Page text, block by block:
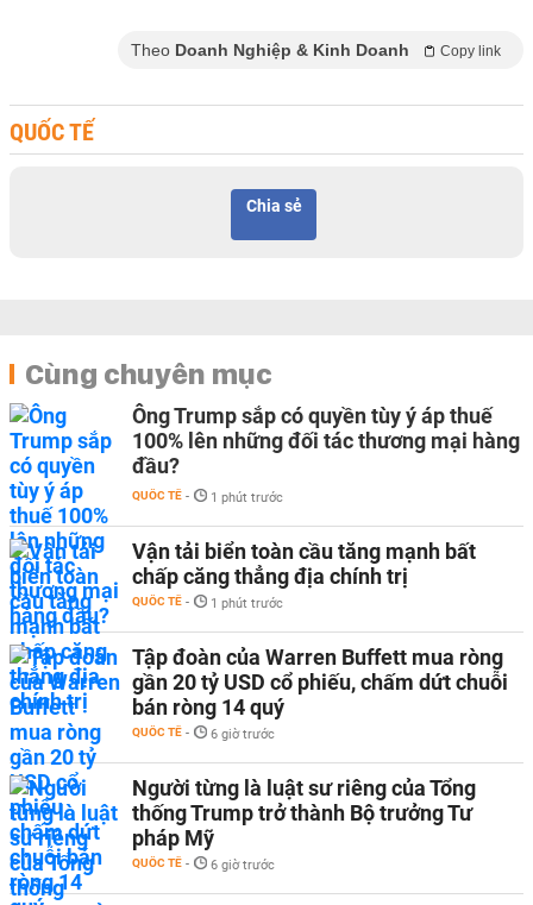
Theo Doanh Nghiệp & Kinh Doanh Copy link
QUỐC TẾ
Chia sẻ
Cùng chuyên mục
Ông Trump sắp có quyền tùy ý áp thuế
100% lên những đối tác thương mại hàng
đầu?
QUỐC TẾ - 1 phút trước
Vận tải biển toàn cầu tăng mạnh bất
chấp căng thẳng địa chính trị
QUỐC TẾ - 1 phút trước
Tập đoàn của Warren Buffett mua ròng
gần 20 tỷ USD cổ phiếu, chấm dứt chuỗi
bán ròng 14 quý
QUỐC TẾ - 6 giờ trước
Người từng là luật sư riêng của Tổng
thống Trump trở thành Bộ trưởng Tư
pháp Mỹ
QUỐC TẾ - 6 giờ trước